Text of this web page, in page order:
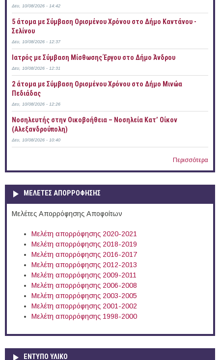
Δευ, 10/08/2026 - 14:42
5 άτομα με Σύμβαση Ορισμένου Χρόνου στο Δήμο Καντάνου -
Σελίνου
Δευ, 10/08/2026 - 12:37
Ιατρός με Σύμβαση Μίσθωσης Έργου στο Δήμο Άνδρου
Δευ, 10/08/2026 - 12:31
2 άτομα με Σύμβαση Ορισμένου Χρόνου στο Δήμο Μινώα
Πεδιάδας
Δευ, 10/08/2026 - 12:26
Νοσηλευτής στην Οικοβοήθεια – Νοσηλεία Κατ’ Οίκον
(Αλεξανδρούπολη)
Δευ, 10/08/2026 - 10:40
Περισσότερα
ΜΕΛΕΤΕΣ ΑΠΟΡΡΟΦΗΣΗΣ
Μελέτες Απορρόφησης Αποφοίτων
Μελέτη απορρόφησης 2020-2021
Μελέτη απορρόφησης 2018-2019
Μελέτη απορρόφησης 2016-2017
Μελέτη απορρόφησης 2012-2013
Μελέτη απορρόφησης 2009-2011
Μελέτη απορρόφησης 2006-2008
Μελέτη απορρόφησης 2003-2005
Μελέτη απορρόφησης 2001-2002
Μελέτη απορρόφησης 1998-2000
ΕΝΤΥΠΟ ΥΛΙΚΟ